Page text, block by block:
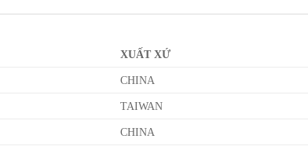
XUẤT XỨ
CHINA
TAIWAN
CHINA